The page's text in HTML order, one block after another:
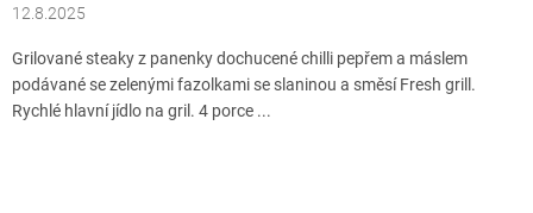
12.8.2025
Grilované steaky z panenky dochucené chilli pepřem a máslem
podávané se zelenými fazolkami se slaninou a směsí Fresh grill.
Rychlé hlavní jídlo na gril. 4 porce ...